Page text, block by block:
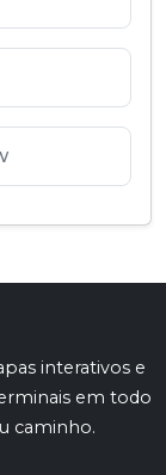
interativos e
em todo
caminho.